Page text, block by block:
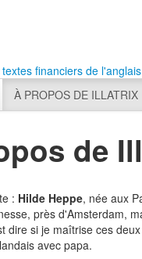
financiers de
À PROPOS DE ILLATRIX
de
: Hilde Heppe, née aux
près d'Amsterdam,
dire si je maîtrise ces
avec papa.